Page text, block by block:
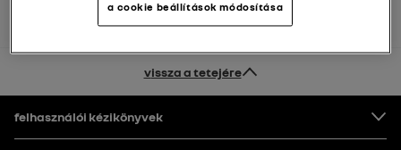
vissza a tetejére
Lábléc
felhasználói kézikönyvek
a cookie beállítások módosítása